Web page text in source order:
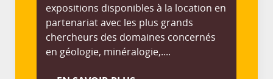
expositions disponibles à la location en
partenariat avec les plus grands
chercheurs des domaines concernés
en géologie, minéralogie,....